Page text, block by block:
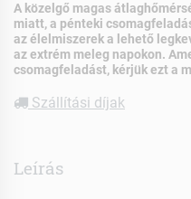
A közelgő magas
miatt, a pénteki
az élelmiszerek a lehető
az extrém meleg napokon.
csomagfeladást, kérjük ezt a
Szállítási díjak
Leírás